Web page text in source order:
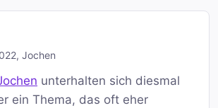
, Jochen
unterhalten sich diesmal
ein Thema, das oft eher